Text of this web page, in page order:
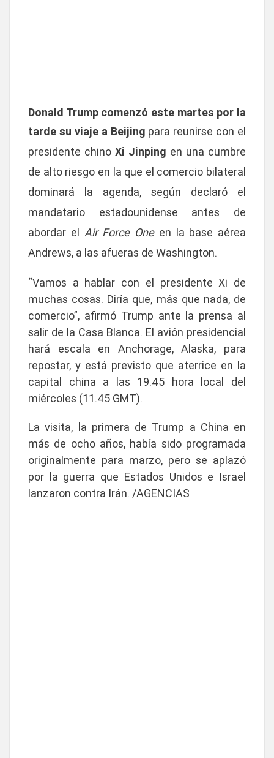
Donald Trump comenzó este martes por la
tarde su viaje a Beijing para reunirse con el
presidente chino Xi Jinping en una cumbre
de alto riesgo en la que el comercio bilateral
dominará la agenda, según declaró el
mandatario estadounidense antes de
abordar el Air Force One en la base aérea
Andrews, a las afueras de Washington.
“Vamos a hablar con el presidente Xi de
muchas cosas. Diría que, más que nada, de
comercio”, afirmó Trump ante la prensa al
salir de la Casa Blanca. El avión presidencial
hará escala en Anchorage, Alaska, para
repostar, y está previsto que aterrice en la
capital china a las 19.45 hora local del
miércoles (11.45 GMT).
La visita, la primera de Trump a China en
más de ocho años, había sido programada
originalmente para marzo, pero se aplazó
por la guerra que Estados Unidos e Israel
lanzaron contra Irán. /AGENCIAS